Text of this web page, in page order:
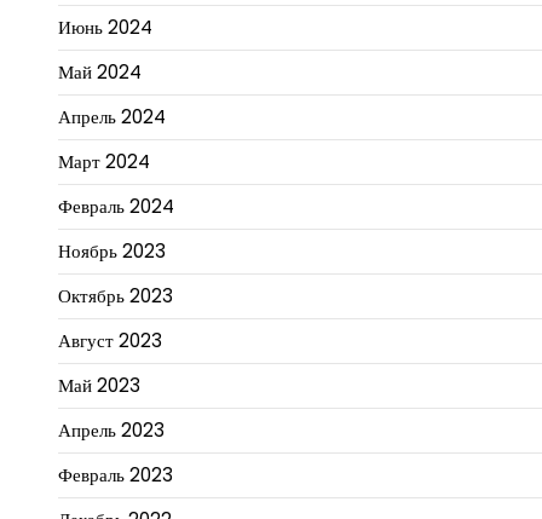
Июнь 2024
Май 2024
Апрель 2024
Март 2024
Февраль 2024
Ноябрь 2023
Октябрь 2023
Август 2023
Май 2023
Апрель 2023
Февраль 2023